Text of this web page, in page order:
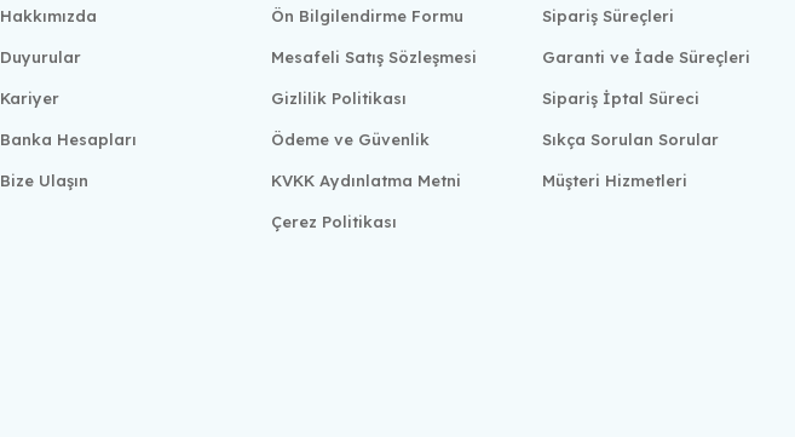
Hakkımızda
Duyurular
Kariyer
Banka Hesapları
Bize Ulaşın
Ön Bilgilendirme Formu
Mesafeli Satış Sözleşmesi
Gizlilik Politikası
Ödeme ve Güvenlik
KVKK Aydınlatma Metni
Çerez Politikası
Sipariş Süreçleri
Garanti ve İade Süreçleri
Sipariş İptal Süreci
Sıkça Sorulan Sorular
Müşteri Hizmetleri